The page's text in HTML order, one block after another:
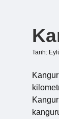
Tarih: